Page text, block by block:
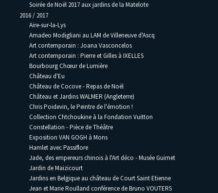
Soirée de Noël 2017 aux jardins de la Matelote
2016 / 2017
Aire-sur-la-Lys
Amadeo Modigliani au LAM de Villeneuve d'Ascq
Art contemporain : Joana Vasconcelos
Art contemporain : Pierre et Gilles à IXELLES
Bourbourg Chœur de Lumière
Château d'Eu
Château de Cocove - Repas de Noël
Château et Jardins WALMER (Angleterre)
Chris Poidevin, le Peintre de l'émotion !
Collection Chtchoukine à la Fondation Vuitton
Constellation - Pièce de Théâtre
Exposition VAN GOGH à Mons
Hamlet avec Passiflore
Jade, des empereurs chinois à l'Art déco - Musée Guimet
Jardin de Maizicourt
Jardins en Belgique au château de Court Saint Etienne
Jean et Marie Roulland conférence de Bruno VOUTERS